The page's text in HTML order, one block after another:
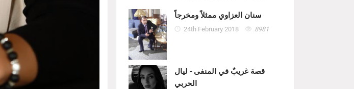
سنان العزاوي ممثلاً ومخرجاً
24th February 2018 8981
قصة غريبٌ في المنفى - ليال
الحربي